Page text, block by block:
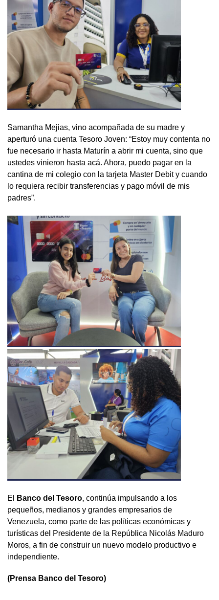
Samantha Mejias, vino acompañada de su madre y
aperturó una cuenta Tesoro Joven: “Estoy muy contenta no
fue necesario ir hasta Maturín a abrir mi cuenta, sino que
ustedes vinieron hasta acá. Ahora, puedo pagar en la
cantina de mi colegio con la tarjeta Master Debit y cuando
lo requiera recibir transferencias y pago móvil de mis
padres”.
El Banco del Tesoro, continúa impulsando a los
pequeños, medianos y grandes empresarios de
Venezuela, como parte de las políticas económicas y
turísticas del Presidente de la República Nicolás Maduro
Moros, a fin de construir un nuevo modelo productivo e
independiente.
(Prensa Banco del Tesoro)